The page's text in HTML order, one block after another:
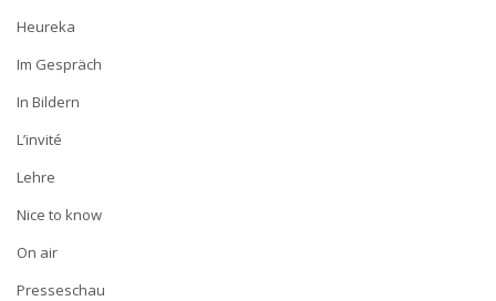
Heureka
Im Gespräch
In Bildern
L’invité
Lehre
Nice to know
On air
Presseschau